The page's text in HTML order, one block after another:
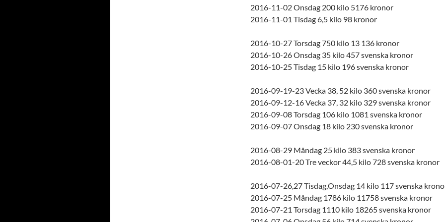
2016-11-02 Onsdag 200 kilo 5176 kronor
2016-11-01 Tisdag 6,5 kilo 98 kronor
2016-10-27 Torsdag 750 kilo 13 136 kronor
2016-10-26 Onsdag 35 kilo 457 svenska kronor
2016-10-25 Tisdag 15 kilo 196 svenska kronor
2016-09-19-23 Vecka 38, 52 kilo 360 svenska kronor
2016-09-12-16 Vecka 37, 32 kilo 329 svenska kronor
2016-09-08 Torsdag 106 kilo 1081 svenska kronor
2016-09-07 Onsdag 18 kilo 230 svenska kronor
2016-08-29 Måndag 25 kilo 383 svenska kronor
2016-08-01-20 Tre veckor 44,5 kilo 728 svenska kronor
2016-07-26,27 Tisdag,Onsdag 14 kilo 117 svenska
2016-07-25 Måndag 1786 kilo 11758 svenska kronor
2016-07-21 Torsdag 1110 kilo 18265 svenska kronor